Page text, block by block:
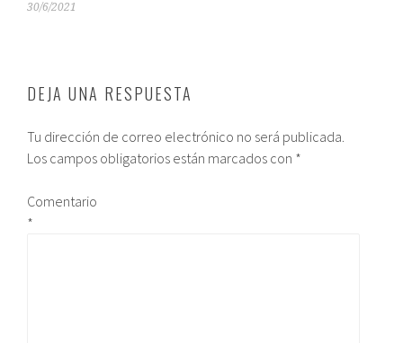
30/6/2021
DEJA UNA RESPUESTA
Tu dirección de correo electrónico no será publicada.
Los campos obligatorios están marcados con *
Comentario
*